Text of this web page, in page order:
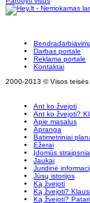
Darbas portale
Reklama portale
Kontaktai
2000-2013 © Visos
Ant ko žvejoti
Ant ko žvejoti?
Apie masalus
Apranga
Batimetriniai
Ežerai
Įdomūs
Jaukai
Juridinė
Jūsų istorijos
Ką žvejoti
Ką žvejoti?
Ką žvejoti?